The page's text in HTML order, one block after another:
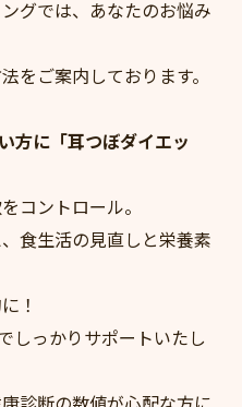
グでは、あなたのお悩み
をご案内しております。
に「耳つぼダイエッ
ントロール。
生活の見直しと栄養素
！
っかりサポートいたし